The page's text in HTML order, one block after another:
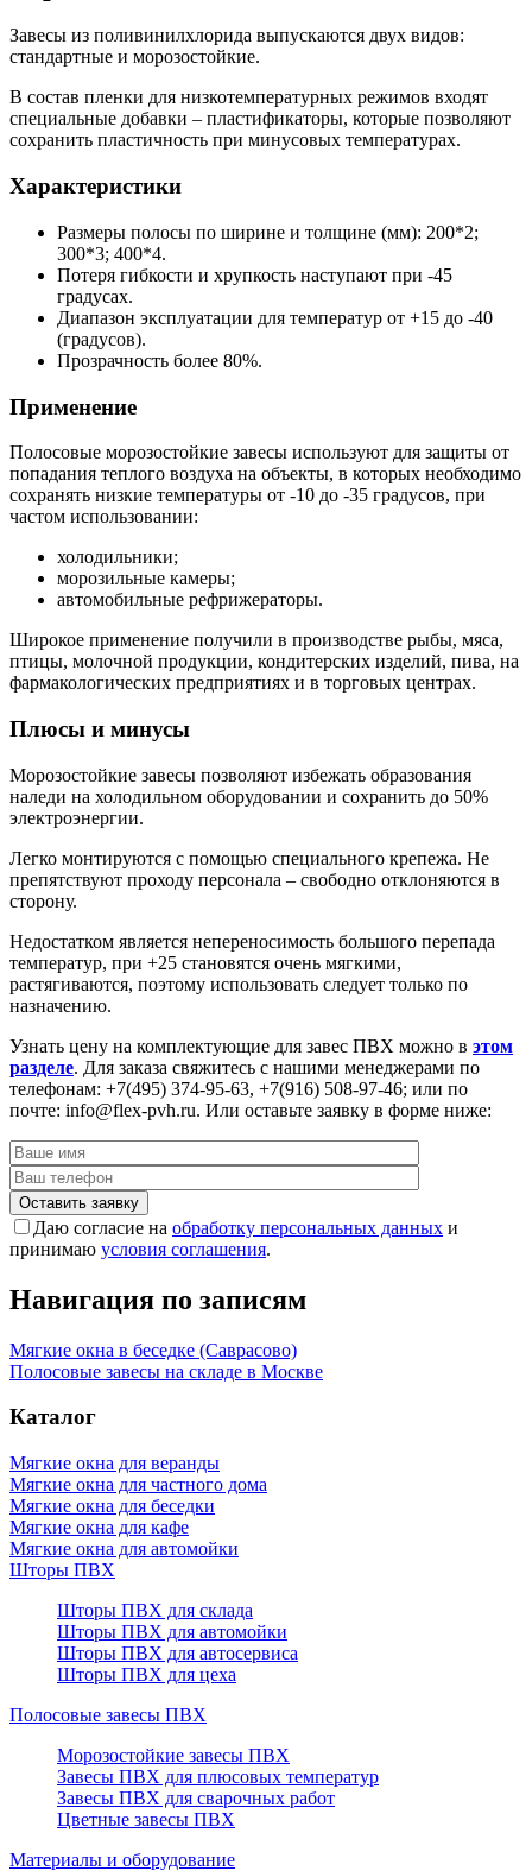
Завесы из поливинилхлорида выпускаются двух видов:
стандартные и морозостойкие.
В состав пленки для низкотемпературных режимов входят
специальные добавки – пластификаторы, которые позволяют
сохранить пластичность при минусовых температурах.
Характеристики
Размеры полосы по ширине и толщине (мм): 200*2;
300*3; 400*4.
Потеря гибкости и хрупкость наступают при -45
градусах.
Диапазон эксплуатации для температур от +15 до -40
(градусов).
Прозрачность более 80%.
Применение
Полосовые морозостойкие завесы используют для защиты от
попадания теплого воздуха на объекты, в которых необходимо
сохранять низкие температуры от -10 до -35 градусов, при
частом использовании:
холодильники;
морозильные камеры;
автомобильные рефрижераторы.
Широкое применение получили в производстве рыбы, мяса,
птицы, молочной продукции, кондитерских изделий, пива, на
фармакологических предприятиях и в торговых центрах.
Плюсы и минусы
Морозостойкие завесы позволяют избежать образования
наледи на холодильном оборудовании и сохранить до 50%
электроэнергии.
Легко монтируются с помощью специального крепежа. Не
препятствуют проходу персонала – свободно отклоняются в
сторону.
Недостатком является непереносимость большого перепада
температур, при +25 становятся очень мягкими,
растягиваются, поэтому использовать следует только по
назначению.
Узнать цену на комплектующие для завес ПВХ можно в этом
разделе. Для заказа свяжитесь с нашими менеджерами по
телефонам: +7(495) 374-95-63, +7(916) 508-97-46; или по
почте: info@flex-pvh.ru. Или оставьте заявку в форме ниже:
Даю согласие на обработку персональных данных и
принимаю условия соглашения.
Навигация по записям
Мягкие окна в беседке (Саврасово)
Полосовые завесы на складе в Москве
Каталог
Мягкие окна для веранды
Мягкие окна для частного дома
Мягкие окна для беседки
Мягкие окна для кафе
Мягкие окна для автомойки
Шторы ПВХ
Шторы ПВХ для склада
Шторы ПВХ для автомойки
Шторы ПВХ для автосервиса
Шторы ПВХ для цеха
Полосовые завесы ПВХ
Морозостойкие завесы ПВХ
Завесы ПВХ для плюсовых температур
Завесы ПВХ для сварочных работ
Цветные завесы ПВХ
Материалы и оборудование